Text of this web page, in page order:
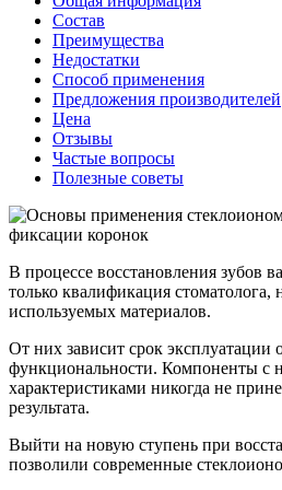
Состав
Преимущества
Недостатки
Способ применения
Предложения производителей
Цена
Отзывы
Частые вопросы
Полезные советы
В процессе восстановления зубов
только квалификация стоматолога,
используемых материалов.
От них зависит срок эксплуатации
функциональности. Компоненты с
характеристиками никогда не
результата.
Выйти на новую ступень при
позволили современные